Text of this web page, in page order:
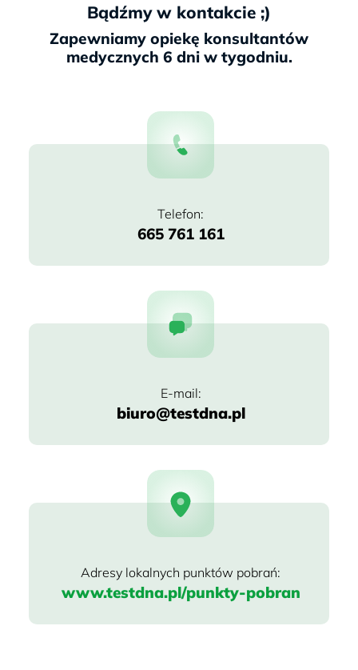
Bądźmy w kontakcie ;)
665 761 161
biuro@testdna.pl
www.testdna.pl/punkty-pobran